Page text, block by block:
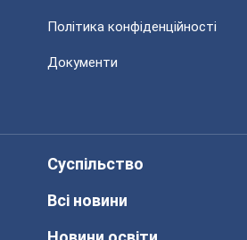
Політика конфіденційності
Документи
Суспільство
Всі новини